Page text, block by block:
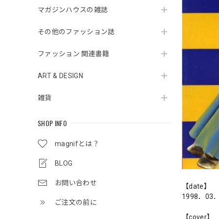
マガジンハウスの雑誌
その他のファッション誌
ファッション 関連書籍
ART & DESIGN
雑貨
SHOP INFO
magnifとは？
BLOG
お問い合わせ
ご注文の前に
【date】
1998．03
【cover】